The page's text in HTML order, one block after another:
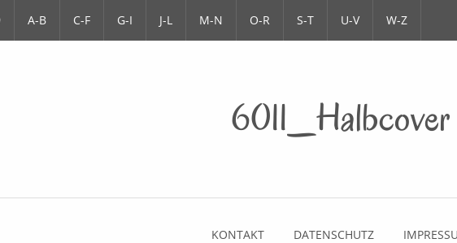
A-B C-F G-I J-L M-N O-R S-T U-V W-Z
6011_Halbcover
KONTAKT DATENSCHUTZ